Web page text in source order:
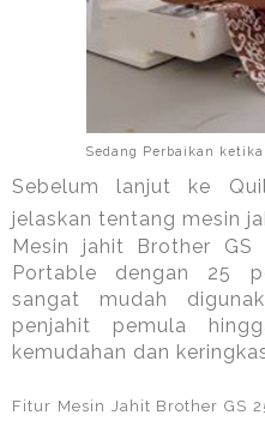
Sedang Perbaikan
Sebelum lanjut ke
jelaskan tentang mesin
Mesin jahit Brother
Portable dengan 25
sangat mudah
penjahit pemula
kemudahan dan
Fitur Mesin Jahit Brother GS